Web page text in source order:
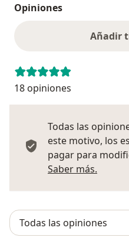
Opiniones
Añadir
18 opiniones
Todas las
este motivo, los
pagar para
Saber más.